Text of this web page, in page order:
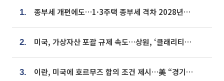
1. 종부세 개편에도…1·3주택 종부세 격차 2028년부터 확대
2. 미국, 가상자산 포괄 규제 속도…상원, ‘클래리티법’ 9월 절차투표 추진
3. 이란, 미국에 호르무즈 합의 조건 제시…美 “경기 아직 안 끝나” [종합]